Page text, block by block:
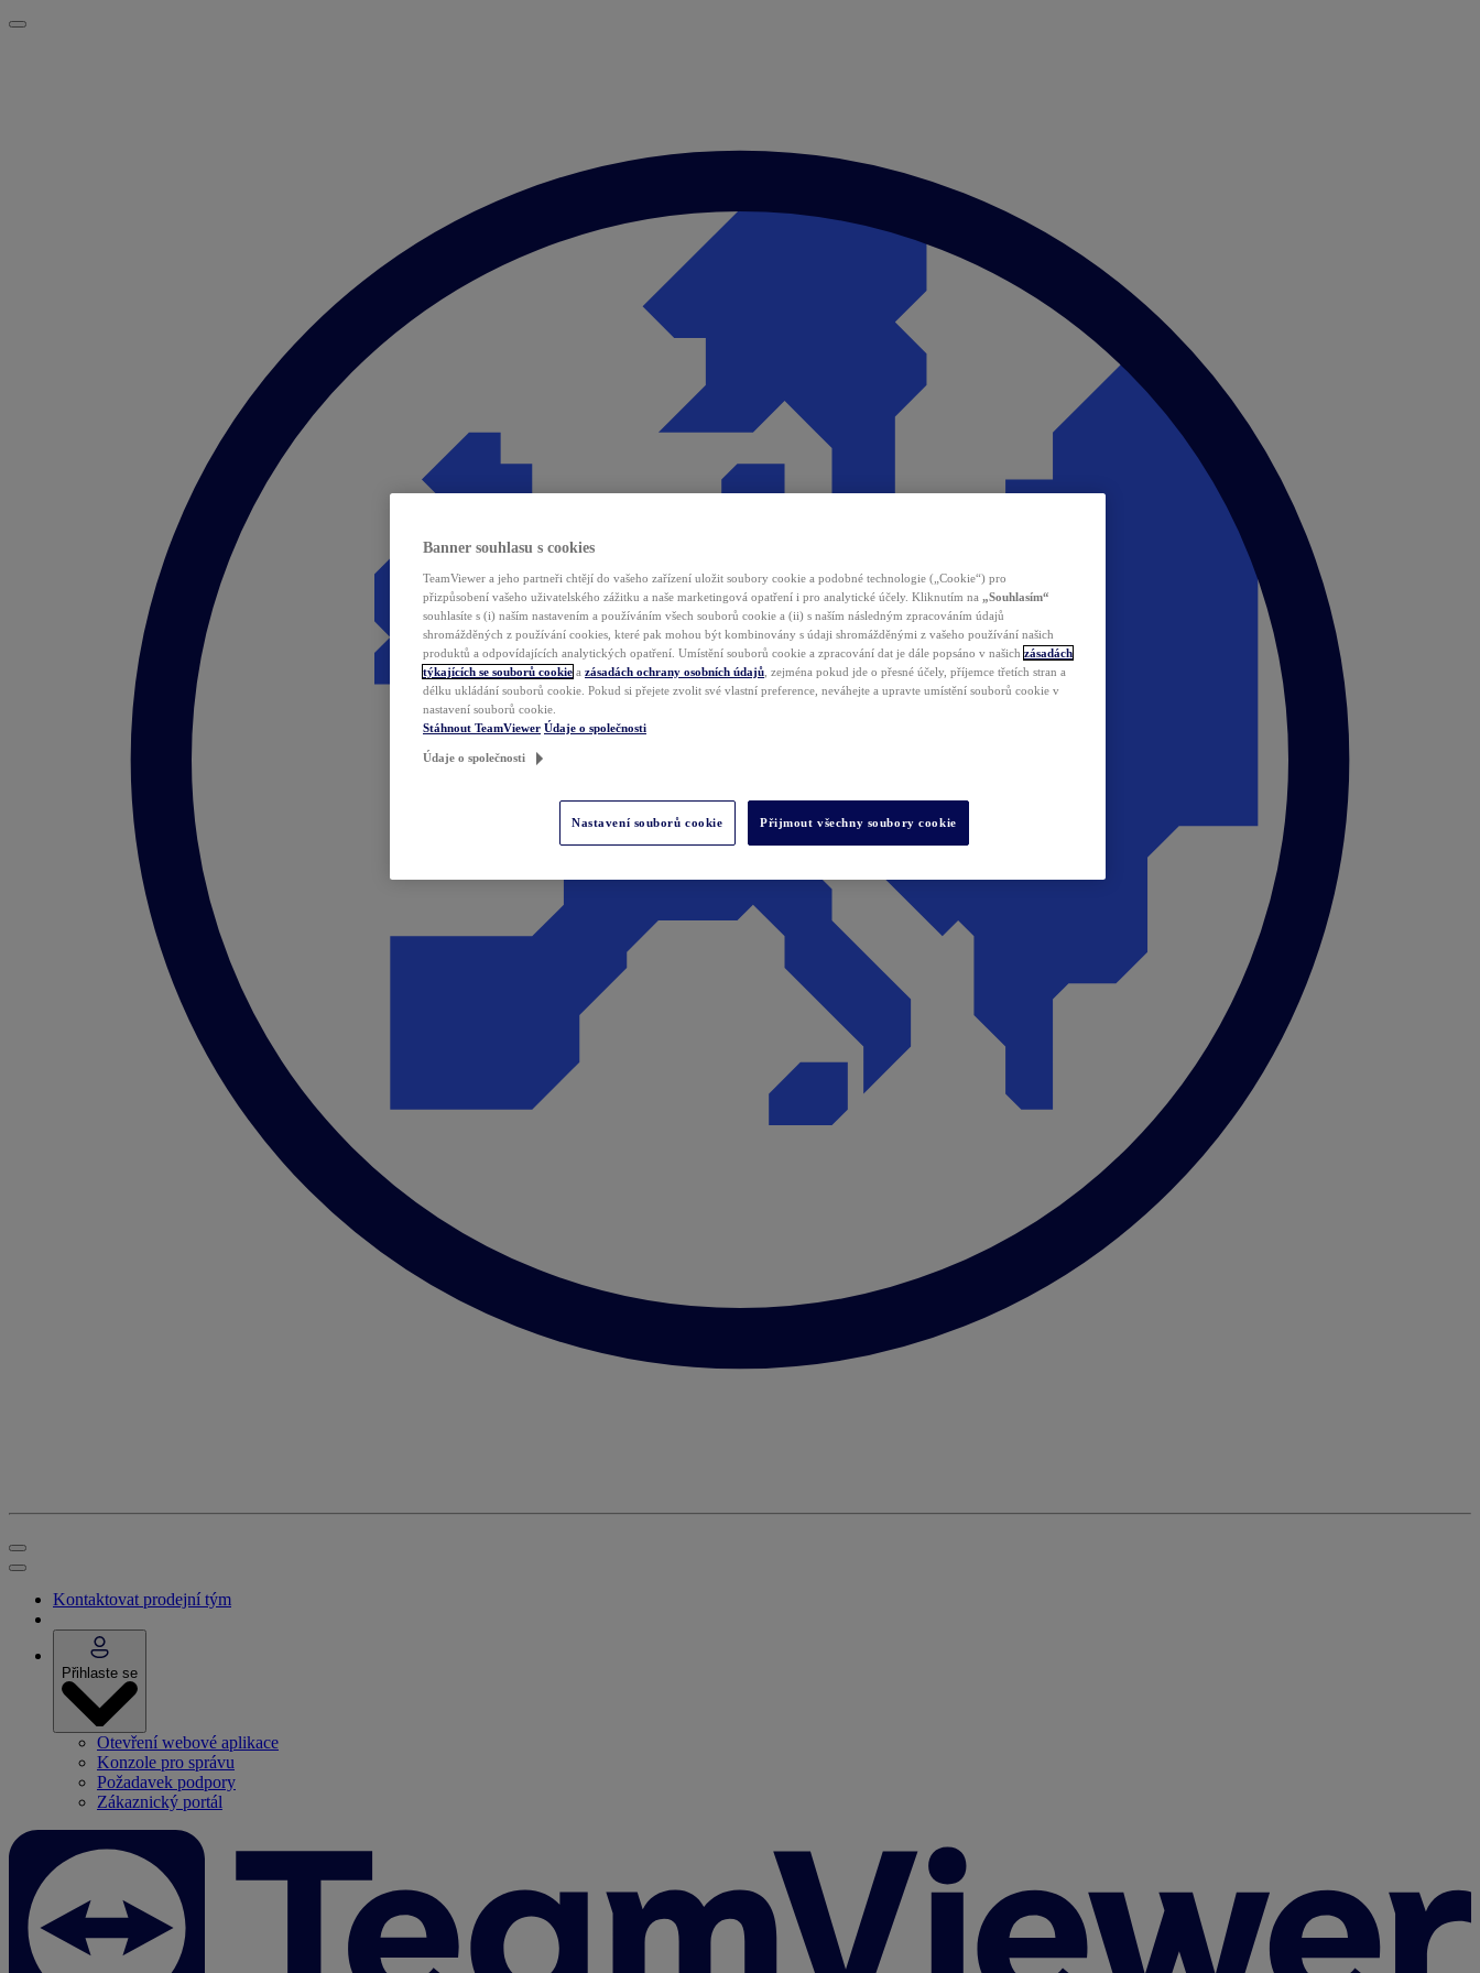
Kontaktovat prodejní tým
Přihlaste se
Otevření webové aplikace
Konzole pro správu
Požadavek podpory
Zákaznický portál
Banner souhlasu s cookies
TeamViewer a jeho partneři chtějí do vašeho zařízení uložit soubory cookie a podobné technologie („Cookie“) pro
přizpůsobení vašeho uživatelského zážitku a naše marketingová opatření i pro analytické účely. Kliknutím na „Souhlasím“
souhlasíte s (i) naším nastavením a používáním všech souborů cookie a (ii) s naším následným zpracováním údajů
shromážděných z používání cookies, které pak mohou být kombinovány s údaji shromážděnými z vašeho používání našich
produktů a odpovídajících analytických opatření. Umístění souborů cookie a zpracování dat je dále popsáno v našich zásadách
týkajících se souborů cookie a zásadách ochrany osobních údajů , zejména pokud jde o přesné účely, příjemce třetích stran a
délku ukládání souborů cookie. Pokud si přejete zvolit své vlastní preference, neváhejte a upravte umístění souborů cookie v
nastavení souborů cookie.
Stáhnout TeamViewer Údaje o společnosti
Údaje o společnosti
Nastavení souborů cookie Přijmout všechny soubory cookie